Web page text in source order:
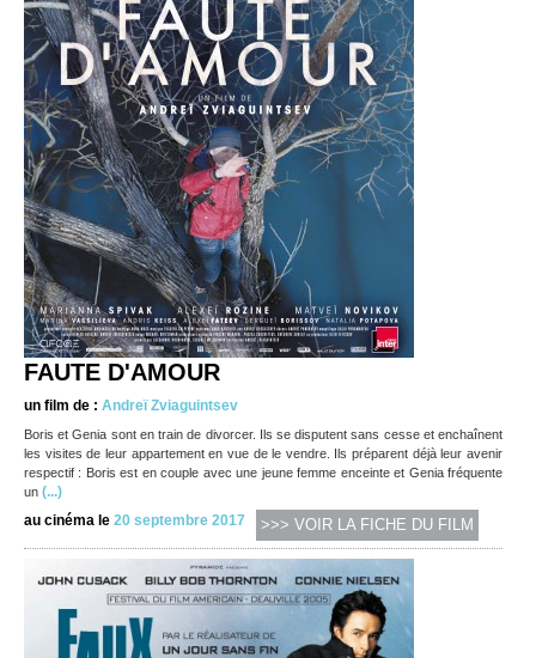
FAUTE D'AMOUR
un film de : Andreï Zviaguintsev
Boris et Genia sont en train de divorcer. Ils se disputent sans cesse et enchaînent
les visites de leur appartement en vue de le vendre. Ils préparent déjà leur avenir
respectif : Boris est en couple avec une jeune femme enceinte et Genia fréquente
un (...)
au cinéma le 20 septembre 2017 >>> VOIR LA FICHE DU FILM